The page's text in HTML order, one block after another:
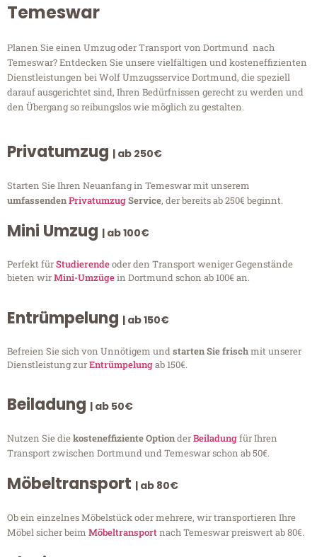
Temeswar
Planen Sie einen Umzug oder Transport von Dortmund nach
Temeswar? Entdecken Sie unsere vielfältigen und kosteneffizienten
Dienstleistungen bei Wolf Umzugsservice Dortmund, die speziell
darauf ausgerichtet sind, Ihren Bedürfnissen gerecht zu werden und
den Übergang so reibungslos wie möglich zu gestalten.
Privatumzug | ab 250€
Starten Sie Ihren Neuanfang in Temeswar mit unserem
umfassendenPrivatumzugService, der bereits ab 250€ beginnt.
Mini Umzug | ab 100€
Perfekt fürStudierendeoder den Transport weniger Gegenstände
bieten wirMini-Umzügein Dortmund schon ab 100€ an.
Entrümpelung | ab 150€
Befreien Sie sich von Unnötigem undstarten Sie frischmit unserer
Dienstleistung zurEntrümpelungab 150€.
Beiladung | ab 50€
Nutzen Sie diekosteneffiziente OptionderBeiladungfür Ihren
Transport zwischen Dortmund und Temeswar schon ab 50€.
Möbeltransport | ab 80€
Ob ein einzelnes Möbelstück oder mehrere, wir transportieren Ihre
Möbel sicher beim Möbeltransportnach Temeswar preiswert ab 80€.